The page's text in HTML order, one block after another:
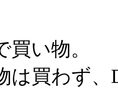
買い物。
は買わず